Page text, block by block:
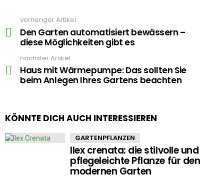
more
vorheriger Artikel
Den Garten automatisiert bewässern –
diese Möglichkeiten gibt es
nächster Artikel
Haus mit Wärmepumpe: Das sollten Sie
beim Anlegen Ihres Gartens beachten
KÖNNTE DICH AUCH INTERESSIEREN
GARTENPFLANZEN
Ilex crenata: die stilvolle und
pflegeleichte Pflanze für den
modernen Garten